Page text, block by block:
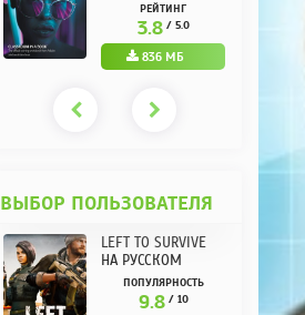
(10.3.0.10) НА
РУССКОМ REPACK
ОТ KPOJIUK
РЕЙТИНГ
3.8 / 5.0
836 МБ
ВЫБОР ПОЛЬЗОВАТЕЛЯ
LEFT TO SURVIVE
НА РУССКОМ
ПОПУЛЯРНОСТЬ
9.8 / 10